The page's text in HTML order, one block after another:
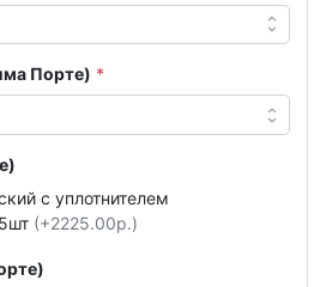
Порте)
с уплотнителем
(+2225.00р.)